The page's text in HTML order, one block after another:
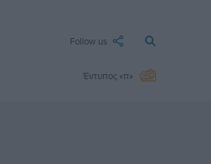
Follow us
Έντυπος «π»